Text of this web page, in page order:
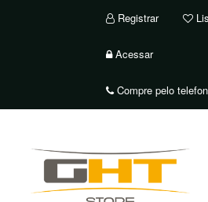
Registrar
Acessar
Compre pelo